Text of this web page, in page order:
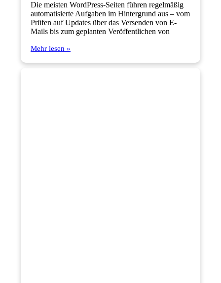
Die meisten WordPress-Seiten führen regelmäßig
automatisierte Aufgaben im Hintergrund aus – vom
Prüfen auf Updates über das Versenden von E-
Mails bis zum geplanten Veröffentlichen von
Mehr lesen »